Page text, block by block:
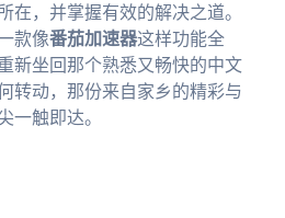
在，并掌握有效的解决之道。
款像番茄加速器这样功能全
新坐回那个熟悉又畅快的中文
转动，那份来自家乡的精彩与
一触即达。